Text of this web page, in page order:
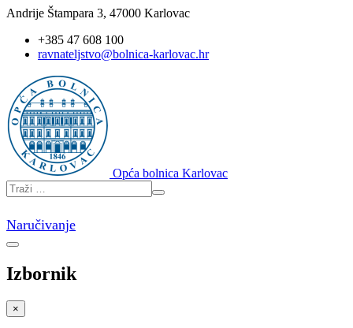
Andrije Štampara 3, 47000 Karlovac
+385 47 608 100
ravnateljstvo@bolnica-karlovac.hr
Opća bolnica Karlovac
Naručivanje
Izbornik
×